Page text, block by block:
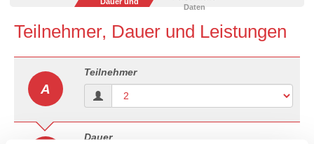
Daten
Teilnehmer, Dauer und Leistungen
A
Teilnehmer
Dauer